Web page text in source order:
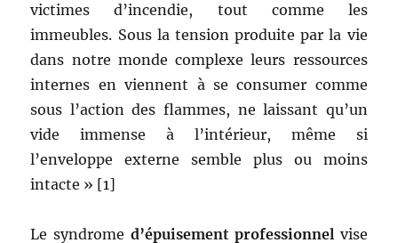
victimes d’incendie, tout comme les
immeubles. Sous la tension produite par la vie
dans notre monde complexe leurs ressources
internes en viennent à se consumer comme
sous l’action des flammes, ne laissant qu’un
vide immense à l’intérieur, même si
l’enveloppe externe semble plus ou moins
intacte » [1]
Le syndrome d’épuisement professionnel vise